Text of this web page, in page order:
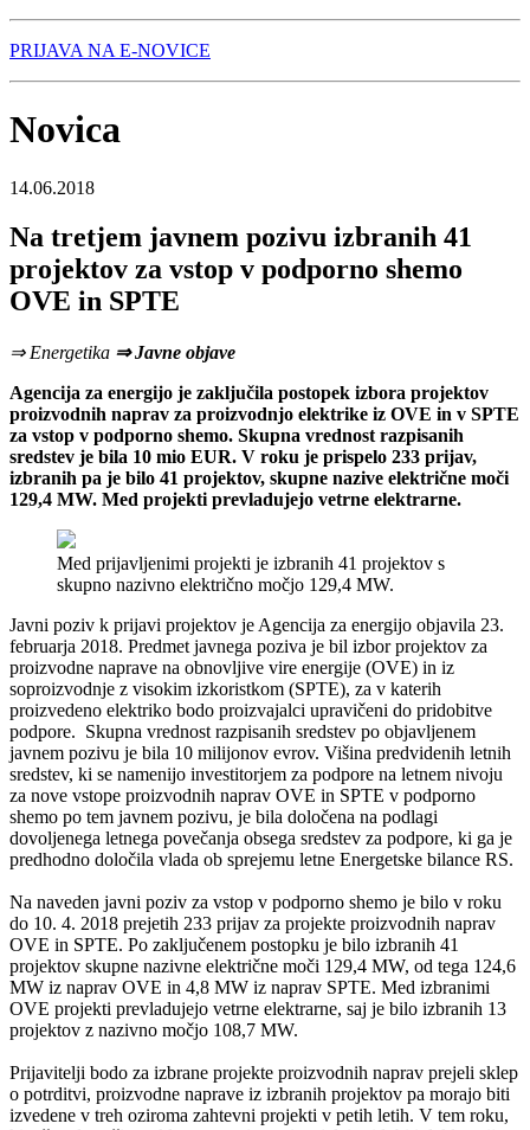
PRIJAVA NA E-NOVICE
Novica
14.06.2018
Na tretjem javnem pozivu izbranih 41
projektov za vstop v podporno shemo
OVE in SPTE
⇒ Energetika ⇒ Javne objave
Agencija za energijo je zaključila postopek izbora projektov
proizvodnih naprav za proizvodnjo elektrike iz OVE in v SPTE
za vstop v podporno shemo. Skupna vrednost razpisanih
sredstev je bila 10 mio EUR. V roku je prispelo 233 prijav,
izbranih pa je bilo 41 projektov, skupne nazive električne moči
129,4 MW. Med projekti prevladujejo vetrne elektrarne.
Med prijavljenimi projekti je izbranih 41 projektov s
skupno nazivno električno močjo 129,4 MW.
Javni poziv k prijavi projektov je Agencija za energijo objavila 23.
februarja 2018. Predmet javnega poziva je bil izbor projektov za
proizvodne naprave na obnovljive vire energije (OVE) in iz
soproizvodnje z visokim izkoristkom (SPTE), za v katerih
proizvedeno elektriko bodo proizvajalci upravičeni do pridobitve
podpore. Skupna vrednost razpisanih sredstev po objavljenem
javnem pozivu je bila 10 milijonov evrov. Višina predvidenih letnih
sredstev, ki se namenijo investitorjem za podpore na letnem nivoju
za nove vstope proizvodnih naprav OVE in SPTE v podporno
shemo po tem javnem pozivu, je bila določena na podlagi
dovoljenega letnega povečanja obsega sredstev za podpore, ki ga je
predhodno določila vlada ob sprejemu letne Energetske bilance RS.
Na naveden javni poziv za vstop v podporno shemo je bilo v roku
do 10. 4. 2018 prejetih 233 prijav za projekte proizvodnih naprav
OVE in SPTE. Po zaključenem postopku je bilo izbranih 41
projektov skupne nazivne električne moči 129,4 MW, od tega 124,6
MW iz naprav OVE in 4,8 MW iz naprav SPTE. Med izbranimi
OVE projekti prevladujejo vetrne elektrarne, saj je bilo izbranih 13
projektov z nazivno močjo 108,7 MW.
Prijavitelji bodo za izbrane projekte proizvodnih naprav prejeli sklep
o potrditvi, proizvodne naprave iz izbranih projektov pa morajo biti
izvedene v treh oziroma zahtevni projekti v petih letih. V tem roku,